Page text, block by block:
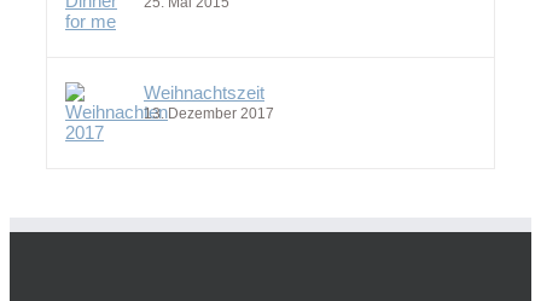
Weihnachtszeit
13. Dezember 2017